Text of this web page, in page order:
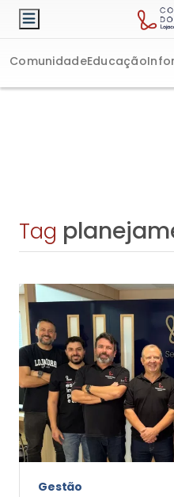
ComunidadeEducação
Tag
Gestão